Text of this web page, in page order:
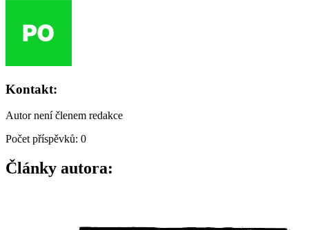
Kontakt:
Autor není členem redakce
Počet příspěvků: 0
Články autora: